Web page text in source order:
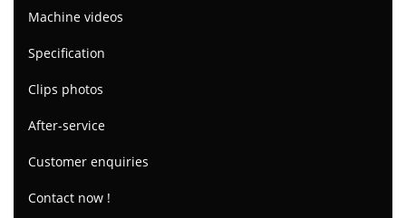
Machine videos
Specification
Clips photos
After-service
Customer enquiries
Contact now !